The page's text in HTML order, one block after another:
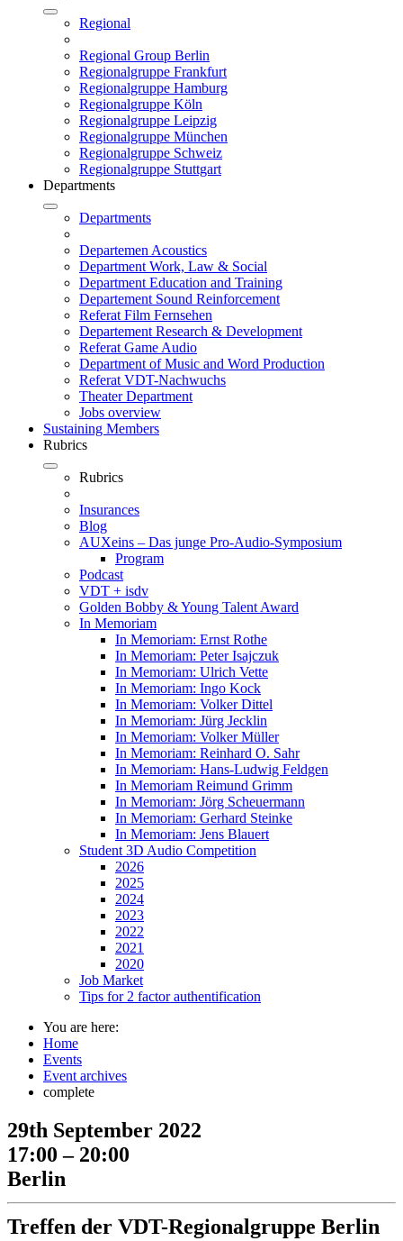
Regional
Regional Group Berlin
Regionalgruppe Frankfurt
Regionalgruppe Hamburg
Regionalgruppe Köln
Regionalgruppe Leipzig
Regionalgruppe München
Regionalgruppe Schweiz
Regionalgruppe Stuttgart
Departments
Departments
Departemen Acoustics
Department Work, Law & Social
Department Education and Training
Departement Sound Reinforcement
Referat Film Fernsehen
Departement Research & Development
Referat Game Audio
Department of Music and Word Production
Referat VDT-Nachwuchs
Theater Department
Jobs overview
Sustaining Members
Rubrics
Rubrics
Insurances
Blog
AUXeins – Das junge Pro-Audio-Symposium
Program
Podcast
VDT + isdv
Golden Bobby & Young Talent Award
In Memoriam
In Memoriam: Ernst Rothe
In Memoriam: Peter Isajczuk
In Memoriam: Ulrich Vette
In Memoriam: Ingo Kock
In Memoriam: Volker Dittel
In Memoriam: Jürg Jecklin
In Memoriam: Volker Müller
In Memoriam: Reinhard O. Sahr
In Memoriam: Hans-Ludwig Feldgen
In Memoriam Reimund Grimm
In Memoriam: Jörg Scheuermann
In Memoriam: Gerhard Steinke
In Memoriam: Jens Blauert
Student 3D Audio Competition
2026
2025
2024
2023
2022
2021
2020
Job Market
Tips for 2 factor authentification
You are here:
Home
Events
Event archives
complete
29th September 2022
17:00 – 20:00
Berlin
Treffen der VDT-Regionalgruppe Berlin